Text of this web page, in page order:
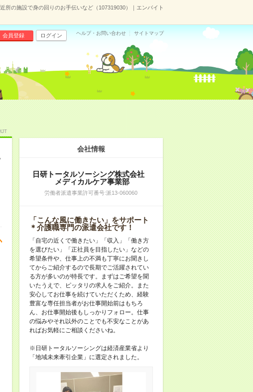
の施設で身の回りのお手伝いなど（107319030）｜エンバイト
会員登録 ログイン ヘルプ・お問い合わせ サイトマップ
会社情報
日研トータルソーシング株式会社
メディカルケア事業部
労働者派遣事業許可番号:派13-060060
「こんな風に働きたい」をサポート
＊介護職専門の派遣会社です！
「自宅の近くで働きたい」「収入」「働き方
を選びたい」「正社員を目指したい」などの
希望条件や、仕事上の不満も丁寧にお聞きし
てからご紹介するので長期でご活躍されてい
る方が多いのが特長です。まずはご希望を聞
いたうえで、ピッタリの求人をご紹介。また
安心してお仕事を続けていただくため、経験
豊富な専任担当者がお仕事開始前はもちろ
ん、お仕事開始後もしっかりフォロー。仕事
の悩みやそれ以外のことでも不安なことがあ
ればお気軽にご相談くださいね。
※日研トータルソーシングは経済産業省より
「地域未来牽引企業」に選定されました。